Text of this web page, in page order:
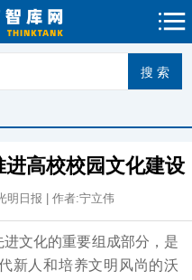
高校校园文化建设
明日报 | 作者:宁立伟
文化的重要组成部分，是
新人和培养文明风尚的沃